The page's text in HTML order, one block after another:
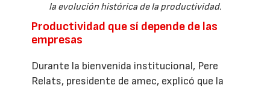
la evolución histórica de la productividad.
Productividad que sí depende de las
empresas
Durante la bienvenida institucional, Pere
Relats, presidente de amec, explicó que la